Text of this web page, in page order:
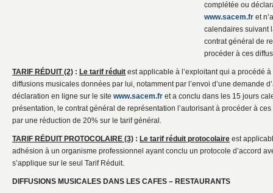
complétée ou
www.sacem.fr et
calendaires suivant
contrat général de
procéder à ces
TARIF RÉDUIT (2) : Le tarif réduit est applicable à l’exploitant qui a procédé
diffusions musicales données par lui, notamment par l’envoi d’une demande
déclaration en ligne sur le site www.sacem.fr et a conclu dans les 15 jours
présentation, le contrat général de représentation l’autorisant à procéder à
par une réduction de 20% sur le tarif général.
TARIF RÉDUIT PROTOCOLAIRE (3) : Le tarif réduit protocolaire est
adhésion à un organisme professionnel ayant conclu un protocole d’accord
s’applique sur le seul Tarif Réduit.
DIFFUSIONS MUSICALES DANS LES CAFES – RESTAURANTS